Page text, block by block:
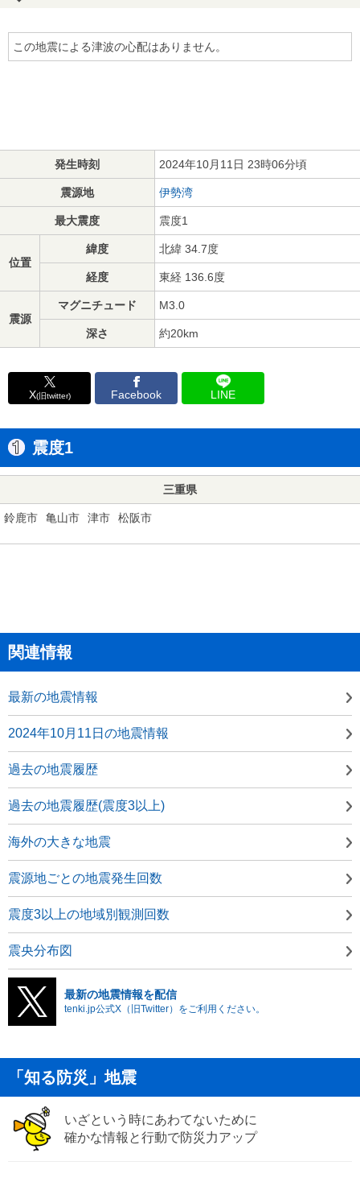
この地震による津波の心配はありません。
発生時刻 2024年10月11日 23時06分頃
震源地 伊勢湾
最大震度 震度1
位置
緯度 北緯 34.7度
経度 東経 136.6度
震源
マグニチュード M3.0
深さ 約20km
X(旧twitter) Facebook LINE
震度1
三重県
鈴鹿市 亀山市 津市 松阪市
関連情報
最新の地震情報
2024年10月11日の地震情報
過去の地震履歴
過去の地震履歴(震度3以上)
海外の大きな地震
震源地ごとの地震発生回数
震度3以上の地域別観測回数
震央分布図
最新の地震情報を配信
tenki.jp公式X（旧Twitter）をご利用ください。
「知る防災」地震
いざという時にあわてないために
確かな情報と行動で防災力アップ